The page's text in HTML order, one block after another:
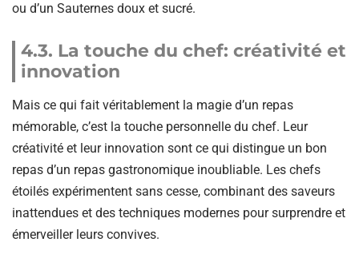
ou d’un Sauternes doux et sucré.
4.3. La touche du chef: créativité et
innovation
Mais ce qui fait véritablement la magie d’un repas
mémorable, c’est la touche personnelle du chef. Leur
créativité et leur innovation sont ce qui distingue un bon
repas d’un repas gastronomique inoubliable. Les chefs
étoilés expérimentent sans cesse, combinant des saveurs
inattendues et des techniques modernes pour surprendre et
émerveiller leurs convives.